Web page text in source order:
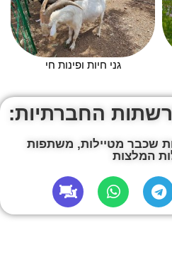
גני חיות ופינות חי
החברתיות:
שכבר מטיילות, משתפות
המלצות